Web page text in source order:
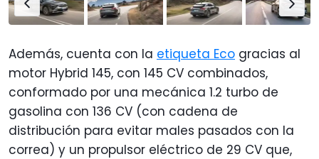
Además, cuenta con la etiqueta Eco gracias al
motor Hybrid 145, con 145 CV combinados,
conformado por una mecánica 1.2 turbo de
gasolina con 136 CV (con cadena de
distribución para evitar males pasados con la
correa) y un propulsor eléctrico de 29 CV que,